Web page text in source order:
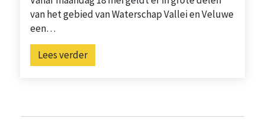
van het gebied van Waterschap Vallei en Veluwe
een…
Lees verder